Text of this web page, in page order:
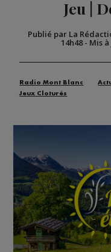
Jeu |
Publié par La
14h48- Mis
Radio Mont Blanc
Jeux Cloturés